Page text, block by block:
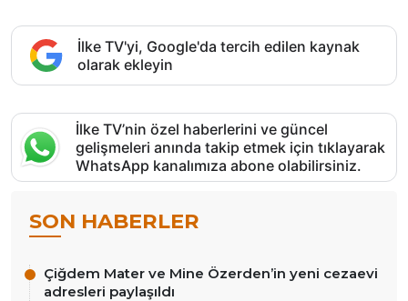
İlke TV'yi, Google'da tercih edilen kaynak
olarak ekleyin
İlke TV’nin özel haberlerini ve güncel
gelişmeleri anında takip etmek için tıklayarak
WhatsApp kanalımıza abone olabilirsiniz.
SON HABERLER
Çiğdem Mater ve Mine Özerden’in yeni cezaevi
adresleri paylaşıldı